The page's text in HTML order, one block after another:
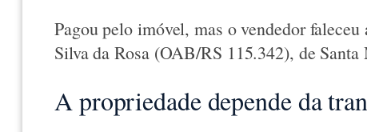
Pagou pelo imóvel, mas o vendedor
Silva da Rosa (OAB/RS 115.342), de
A propriedade depende da